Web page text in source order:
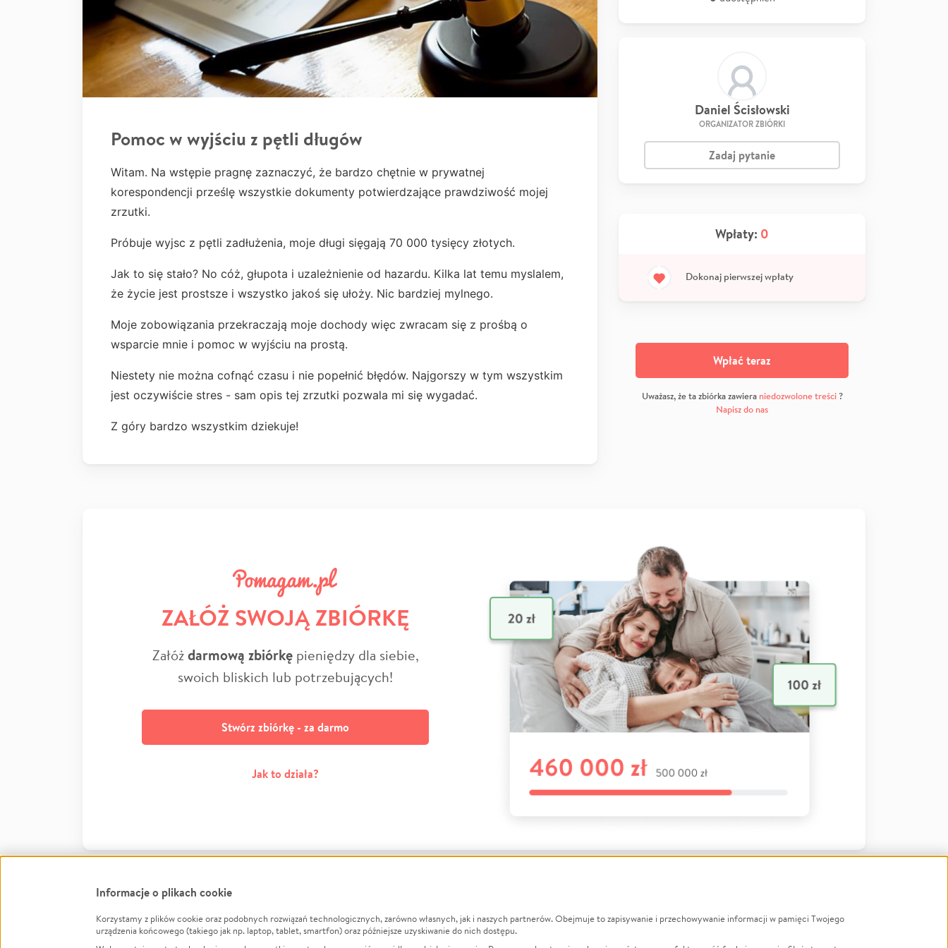
Pomoc w wyjściu z pętli długów
Witam. Na wstępie pragnę zaznaczyć, że bardzo chętnie w prywatnej
korespondencji prześlę wszystkie dokumenty potwierdzające prawdziwość mojej
zrzutki.
Próbuje wyjsc z pętli zadłużenia, moje długi sięgają 70 000 tysięcy złotych.
Jak to się stało? No cóż, głupota i uzależnienie od hazardu. Kilka lat temu myslalem,
że życie jest prostsze i wszystko jakoś się ułoży. Nic bardziej mylnego.
Moje zobowiązania przekraczają moje dochody więc zwracam się z prośbą o
wsparcie mnie i pomoc w wyjściu na prostą.
Niestety nie można cofnąć czasu i nie popełnić błędów. Najgorszy w tym wszystkim
jest oczywiście stres - sam opis tej zrzutki pozwala mi się wygadać.
Z góry bardzo wszystkim dziekuje!
Daniel Ścisłowski
ORGANIZATOR ZBIÓRKI
Zadaj pytanie
Wpłaty: 0
Dokonaj pierwszej wpłaty
Wpłać teraz
Uważasz, że ta zbiórka zawiera niedozwolone treści?
Napisz do nas
ZAŁÓŻ SWOJĄ ZBIÓRKĘ
Załóżdarmową zbiórkępieniędzy dla siebie,
swoich bliskich lub potrzebujących!
Stwórz zbiórkę - za darmo
Jak to działa?
Informacje O nas Zbieraj na
Informacje o plikach cookie
Korzystamy z plików cookie oraz podobnych rozwiązań technologicznych, zarówno własnych, jak i naszych partnerów. Obejmuje to zapisywanie i przechowywanie informacji w pamięci Twojego
urządzenia końcowego (takiego jak np. laptop, tablet, smartfon) oraz późniejsze uzyskiwanie do nich dostępu.